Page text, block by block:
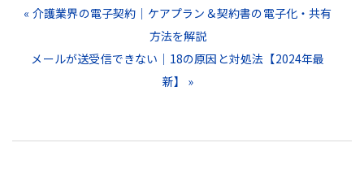
« 介護業界の電子契約｜ケアプラン＆契約書の電子化・共有
方法を解説
メールが送受信できない｜18の原因と対処法【2024年最
新】 »